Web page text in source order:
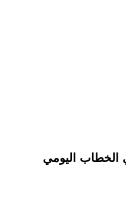
الخطاب اليومي